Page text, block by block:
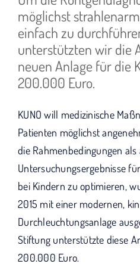
möglichst
einfach zu
unterstützten wir die
neuen Anlage für die
200.000 Euro.
KUNO will medizinische
Patienten möglichst
die Rahmenbedingungen als
Untersuchungsergebnisse
bei Kindern zu optimieren,
2015 mit einer modernen,
Durchleuchtungsanlage
Stiftung unterstützte diese
200.000 Euro.